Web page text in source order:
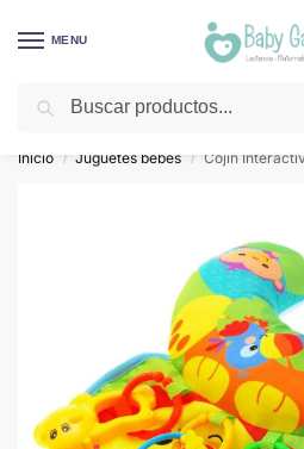
MENU
¡Descuentos todos los
Inicio / Juguetes bebes / Cojín